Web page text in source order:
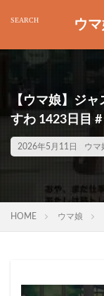
ウ
【ウマ娘】ジ
すわ 1423日目
2026年5月11日 ウマ
HOME ウマ娘